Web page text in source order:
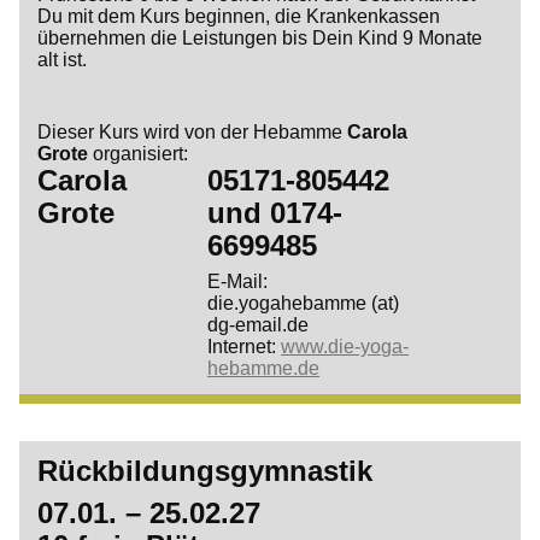
Du mit dem Kurs beginnen, die Krankenkassen
übernehmen die Leistungen bis Dein Kind 9 Monate
alt ist.
Dieser Kurs wird von der HebammeCarola
Grote organisiert:
Carola
Grote
05171-805442
und 0174-
6699485
E-Mail:
die.yogahebamme (at)
dg-email.de
Internet:www.die-yoga-
hebamme.de
Rückbildungsgymnastik
07.01. – 25.02.27